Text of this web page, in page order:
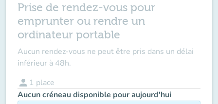
Prise de rendez-vous pour
emprunter ou rendre un
ordinateur portable
Aucun rendez-vous ne peut être pris dans un délai
inférieur à 48h.
person 1 place
Aucun créneau disponible pour aujourd'hui